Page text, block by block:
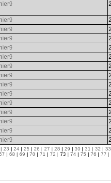
| 23 | 24 | 25 | 26 | 27 | 28 | 29 | 30 | 31 | 32 | 33
| 68 | 69 | 70 | 71 | 72 | 73 | 74 | 75 | 76 | 77 |